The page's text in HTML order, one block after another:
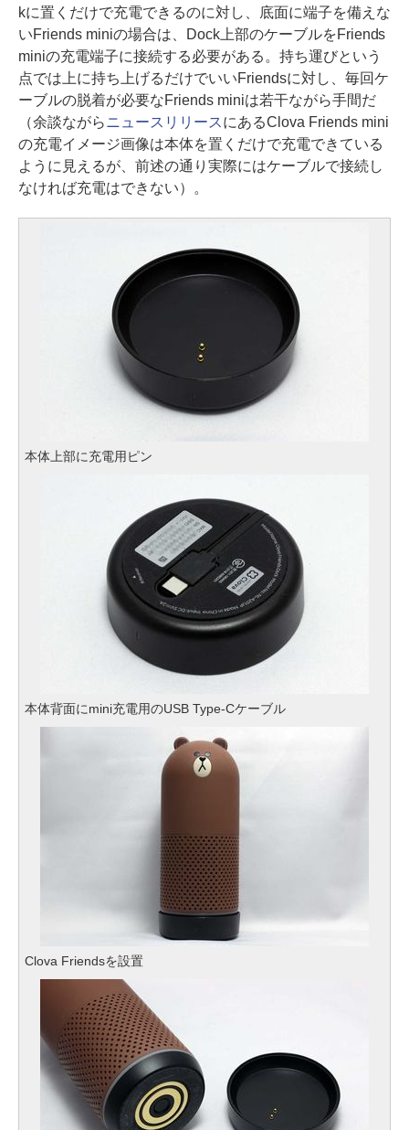
kに置くだけで充電できるのに対し、底面に端子を備えな
いFriends miniの場合は、Dock上部のケーブルをFriends
miniの充電端子に接続する必要がある。持ち運びという
点では上に持ち上げるだけでいいFriendsに対し、毎回ケ
ーブルの脱着が必要なFriends miniは若干ながら手間だ
（余談ながらニュースリリースにあるClova Friends mini
の充電イメージ画像は本体を置くだけで充電できている
ように見えるが、前述の通り実際にはケーブルで接続し
なければ充電はできない）。
本体上部に充電用ピン
本体背面にmini充電用のUSB Type-Cケーブル
Clova Friendsを設置